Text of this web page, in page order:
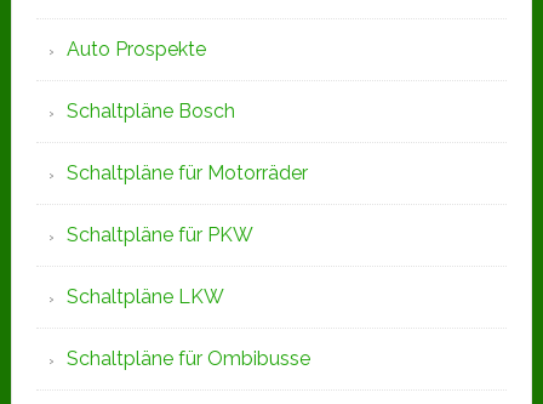
Auto Prospekte
Schaltpläne Bosch
Schaltpläne für Motorräder
Schaltpläne für PKW
Schaltpläne LKW
Schaltpläne für Ombibusse